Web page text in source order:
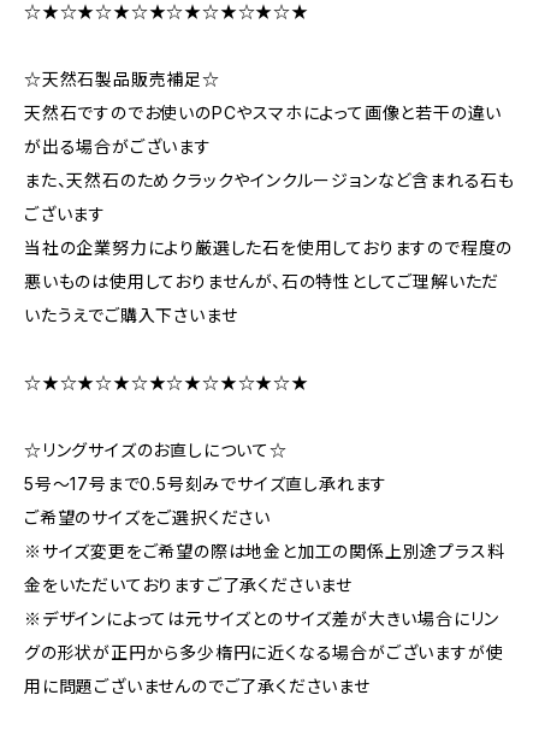
☆★☆★☆★☆★☆★☆★☆★☆★
☆天然石製品販売補足☆
天然石ですのでお使いのPCやスマホによって画像と若干の違い
が出る場合がございます
また、天然石のためクラックやインクルージョンなど含まれる石も
ございます
当社の企業努力により厳選した石を使用しておりますので程度の
悪いものは使用しておりませんが、石の特性としてご理解いただ
いたうえでご購入下さいませ
☆★☆★☆★☆★☆★☆★☆★☆★
☆リングサイズのお直しについて☆
5号～17号まで0.5号刻みでサイズ直し承れます
ご希望のサイズをご選択ください
※サイズ変更をご希望の際は地金と加工の関係上別途プラス料
金をいただいておりますご了承くださいませ
※デザインによっては元サイズとのサイズ差が大きい場合にリン
グの形状が正円から多少楕円に近くなる場合がございますが使
用に問題ございませんのでご了承くださいませ